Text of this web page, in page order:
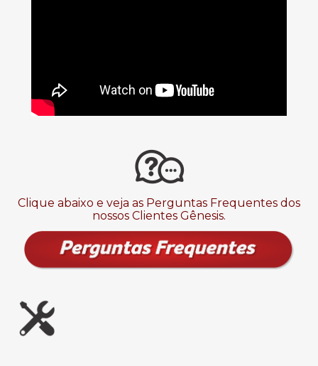
Clique abaixo e veja as Perguntas Frequentes dos
nossos Clientes Gênesis.